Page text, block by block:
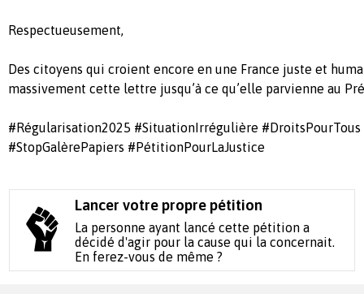
Respectueusement,
Des citoyens qui croient encore en une France juste et
massivement cette lettre jusqu’à ce qu’elle parvienne au
#Régularisation2025 #SituationIrrégulière
#StopGalèrePapiers #PétitionPourLaJustice
Lancer votre propre pétition
La personne ayant lancé cette pétition a
décidé d'agir pour la cause qui la concernait.
En ferez-vous de même ?